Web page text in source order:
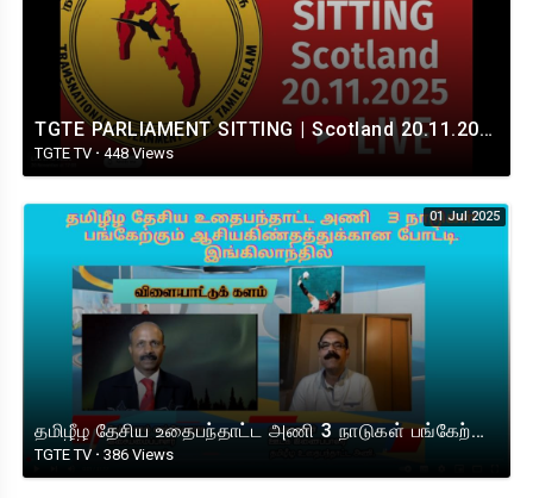
TGTE PARLIAMENT SITTING | Scotland 20.11.2025
TGTE TV · 448 Views
01 Jul 2025
தமிழீழ தேசிய உதைபந்தாட்ட அணி 3 நாடுகள் பங்கேற்கும் ஆசியகிண்தத்துக்கான போட்டி. இங்கிலாந்தில்
TGTE TV · 386 Views